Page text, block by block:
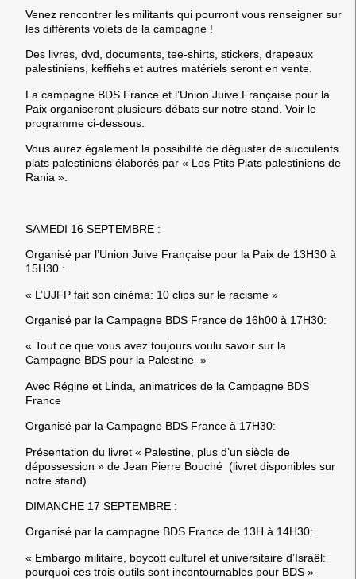
Venez rencontrer les militants qui pourront vous renseigner sur
les différents volets de la campagne !
Des livres, dvd, documents, tee-shirts, stickers, drapeaux
palestiniens, keffiehs et autres matériels seront en vente.
La campagne BDS France et l’Union Juive Française pour la
Paix organiseront plusieurs débats sur notre stand. Voir le
programme ci-dessous.
Vous aurez également la possibilité de déguster de succulents
plats palestiniens élaborés par « Les Ptits Plats palestiniens de
Rania ».
SAMEDI 16 SEPTEMBRE :
Organisé par l’Union Juive Française pour la Paix de 13H30 à
15H30 :
« L’UJFP fait son cinéma: 10 clips sur le racisme »
Organisé par la Campagne BDS France de 16h00 à 17H30:
« Tout ce que vous avez toujours voulu savoir sur la
Campagne BDS pour la Palestine »
Avec Régine et Linda, animatrices de la Campagne BDS
France
Organisé par la Campagne BDS France à 17H30:
Présentation du livret « Palestine, plus d’un siècle de
dépossession » de Jean Pierre Bouché (livret disponibles sur
notre stand)
DIMANCHE 17 SEPTEMBRE :
Organisé par la campagne BDS France de 13H à 14H30:
« Embargo militaire, boycott culturel et universitaire d’Israël:
pourquoi ces trois outils sont incontournables pour BDS »